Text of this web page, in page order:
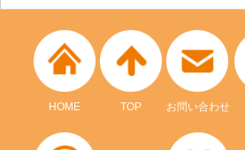
HOME TOP お問い合わせ